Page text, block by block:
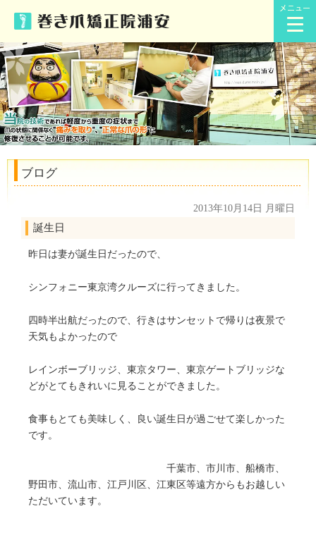
メニュー
ブログ
2013年10月14日 月曜日
誕生日
昨日は妻が誕生日だったので、
シンフォニー東京湾クルーズに行ってきました。
四時半出航だったので、行きはサンセットで帰りは夜景で
天気もよかったので
レインボーブリッジ、東京タワー、東京ゲートブリッジな
どがとてもきれいに見ることができました。
食事もとても美味しく、良い誕生日が過ごせて楽しかった
です。
千葉市、市川市、船橋市、
野田市、流山市、江戸川区、江東区等遠方からもお越しい
ただいています。